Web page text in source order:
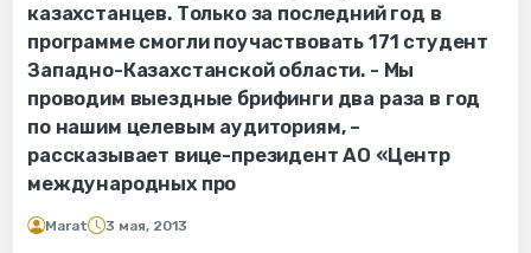
казахстанцев. Только за последний год в
программе смогли поучаствовать 171 студент
Западно-Казахстанской области. - Мы
проводим выездные брифинги два раза в год
по нашим целевым аудиториям, –
рассказывает вице-президент АО «Центр
международных про
Marat 3 мая, 2013